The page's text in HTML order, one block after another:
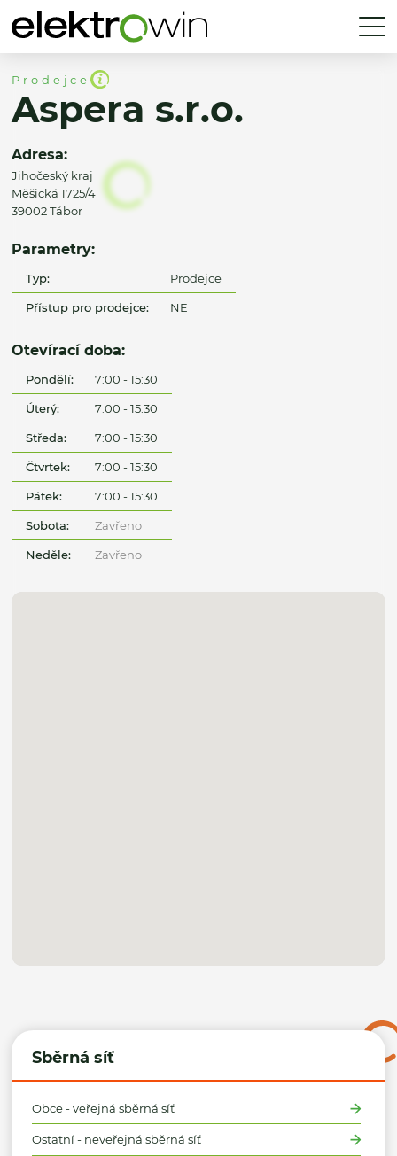
Sběrná síť
Obce - veřejná sběrná síť
Ostatní - neveřejná sběrná síť
Prodejce
Aspera s.r.o.
Adresa:
Jihočeský kraj
Měšická 1725/4
39002 Tábor
Parametry:
Typ: Prodejce
Přístup pro prodejce: NE
Otevírací doba:
Pondělí: 7:00 - 15:30
Úterý: 7:00 - 15:30
Středa: 7:00 - 15:30
Čtvrtek: 7:00 - 15:30
Pátek: 7:00 - 15:30
Sobota: Zavřeno
Neděle: Zavřeno